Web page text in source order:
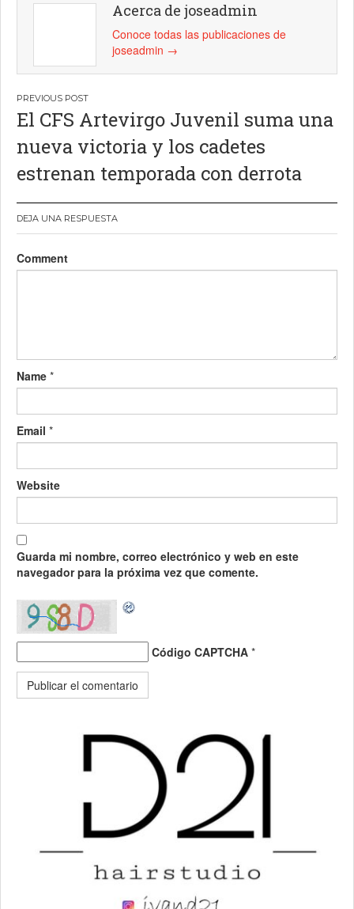
Acerca de joseadmin
Conoce todas las publicaciones de
joseadmin →
Navegación
de
entradas
El CFS Artevirgo Juvenil suma una
nueva victoria y los cadetes
estrenan temporada con derrota
DEJA UNA RESPUESTA
Comment
Name *
Email *
Website
Guarda mi nombre, correo electrónico y web en este
navegador para la próxima vez que comente.
Código CAPTCHA *